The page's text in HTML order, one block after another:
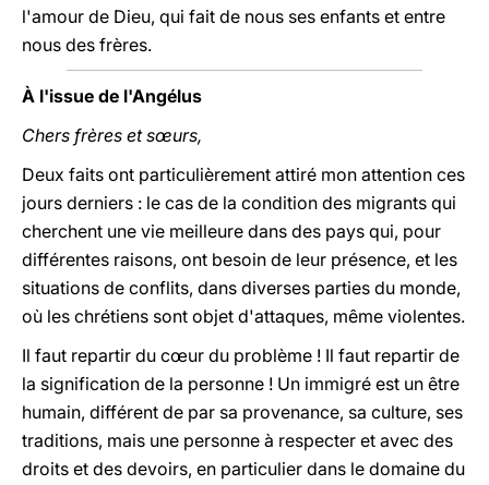
l'amour de Dieu, qui fait de nous ses enfants et entre
nous des frères.
À l'issue de l'Angélus
Chers frères et sœurs,
Deux faits ont particulièrement attiré mon attention ces
jours derniers : le cas de la condition des migrants qui
cherchent une vie meilleure dans des pays qui, pour
différentes raisons, ont besoin de leur présence, et les
situations de conflits, dans diverses parties du monde,
où les chrétiens sont objet d'attaques, même violentes.
Il faut repartir du cœur du problème ! Il faut repartir de
la signification de la personne ! Un immigré est un être
humain, différent de par sa provenance, sa culture, ses
traditions, mais une personne à respecter et avec des
droits et des devoirs, en particulier dans le domaine du